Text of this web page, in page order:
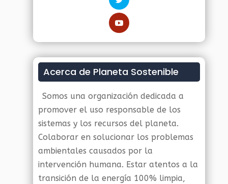
Acerca de Planeta Sostenible
Somos una organización dedicada a
promover el uso responsable de los
sistemas y los recursos del planeta.
Colaborar en solucionar los problemas
ambientales causados por la
intervención humana. Estar atentos a la
transición de la energía 100% limpia,